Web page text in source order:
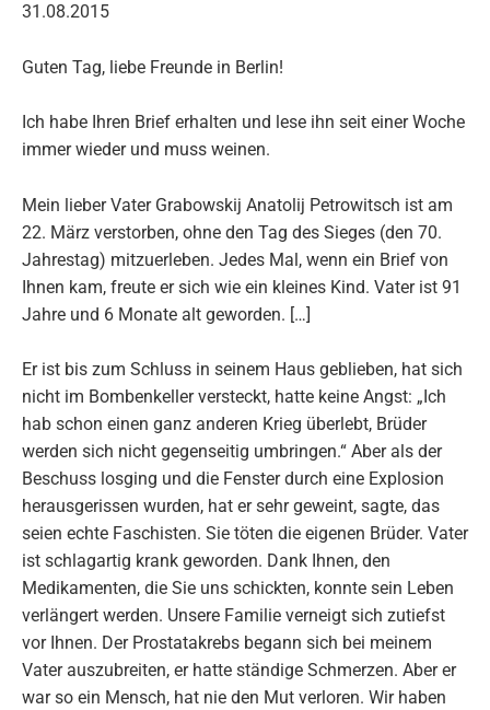
31.08.2015
Guten Tag, liebe Freunde in Berlin!
Ich habe Ihren Brief erhalten und lese ihn seit einer Woche
immer wieder und muss weinen.
Mein lieber Vater Grabowskij Anatolij Petrowitsch ist am
22. März verstorben, ohne den Tag des Sieges (den 70.
Jahrestag) mitzuerleben. Jedes Mal, wenn ein Brief von
Ihnen kam, freute er sich wie ein kleines Kind. Vater ist 91
Jahre und 6 Monate alt geworden. […]
Er ist bis zum Schluss in seinem Haus geblieben, hat sich
nicht im Bombenkeller versteckt, hatte keine Angst: „Ich
hab schon einen ganz anderen Krieg überlebt, Brüder
werden sich nicht gegenseitig umbringen.“ Aber als der
Beschuss losging und die Fenster durch eine Explosion
herausgerissen wurden, hat er sehr geweint, sagte, das
seien echte Faschisten. Sie töten die eigenen Brüder. Vater
ist schlagartig krank geworden. Dank Ihnen, den
Medikamenten, die Sie uns schickten, konnte sein Leben
verlängert werden. Unsere Familie verneigt sich zutiefst
vor Ihnen. Der Prostatakrebs begann sich bei meinem
Vater auszubreiten, er hatte ständige Schmerzen. Aber er
war so ein Mensch, hat nie den Mut verloren. Wir haben